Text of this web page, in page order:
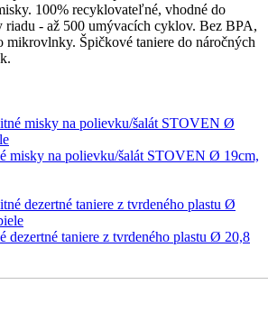
100% recyklovateľné, vhodné do
riadu - až 500 umývacích cyklov. Bez BPA,
mikrovlnky. Špičkové taniere do náročných
misky na polievku/šalát STOVEN Ø 19cm,
dezertné taniere z tvrdeného plastu Ø 20,8